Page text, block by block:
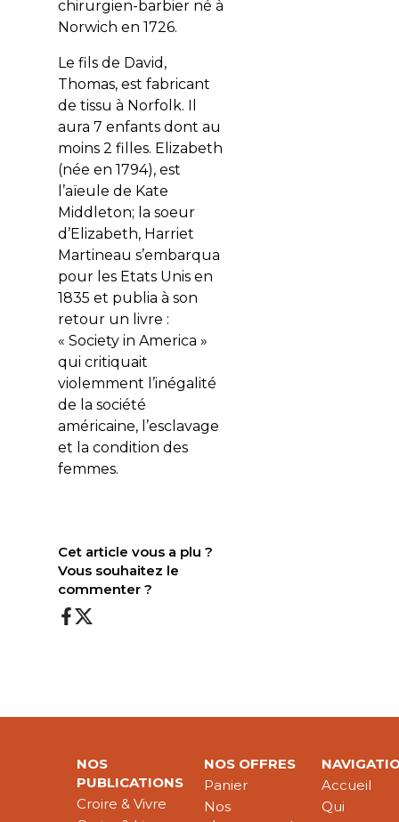
chirurgien-barbier né à
Norwich en 1726.
Le fils de David,
Thomas, est fabricant
de tissu à Norfolk. Il
aura 7 enfants dont au
moins 2 filles. Elizabeth
(née en 1794), est
l’aïeule de Kate
Middleton; la soeur
d’Elizabeth, Harriet
Martineau s’embarqua
pour les Etats Unis en
1835 et publia à son
retour un livre :
« Society in America »
qui critiquait
violemment l’inégalité
de la société
américaine, l’esclavage
et la condition des
femmes.
Cet article vous a plu ?
Vous souhaitez le
commenter ?
NOS
PUBLICATIONS
Croire & Vivre
NOS OFFRES
Panier
Nos
Accueil
Qui